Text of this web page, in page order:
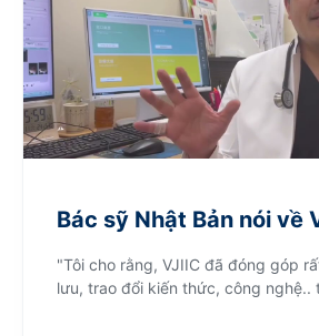
Bác sỹ Nhật Bản nói về
"Tôi cho rằng, VJIIC đã đóng góp
lưu, trao đổi kiến thức, công